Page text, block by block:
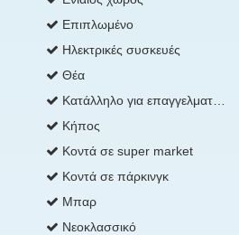
Επιπλωμένο
Ηλεκτρικές συσκευές
Θέα
Κατάλληλο για επαγγελματική χρήση
Κήπος
Κοντά σε super market
Κοντά σε πάρκινγκ
Μπαρ
Νεοκλασσικό